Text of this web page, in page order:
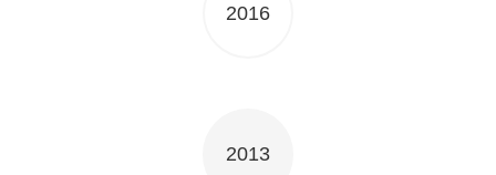
2016
2013